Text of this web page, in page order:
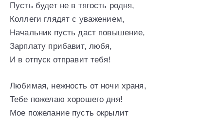
Пусть будет не в тягость родня,
Коллеги глядят с уважением,
Начальник пусть даст повышение,
Зарплату прибавит, любя,
И в отпуск отправит тебя!
Любимая, нежность от ночи храня,
Тебе пожелаю хорошего дня!
Мое пожелание пусть окрылит